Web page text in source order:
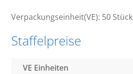
Verpackungseinheit(VE): 50 Stück
Staffelpreise
VE Einheiten